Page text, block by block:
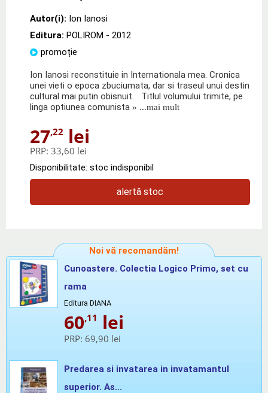
Autor(i): Ion Ianosi
Editura: POLIROM - 2012
promoție
Ion Ianosi reconstituie in Internationala mea. Cronica
unei vieti o epoca zbuciumata, dar si traseul unui destin
cultural mai putin obisnuit. Titlul volumului trimite, pe
linga optiunea comunista » ...mai mult
27,22 lei
PRP: 33,60 lei
Disponibilitate: stoc indisponibil
alertă stoc
Noi vă recomandăm!
Cunoastere. Colectia Logico Primo, set cu
rama
Editura DIANA
60,11 lei
PRP: 69,90 lei
Predarea si invatarea in invatamantul
superior. As...